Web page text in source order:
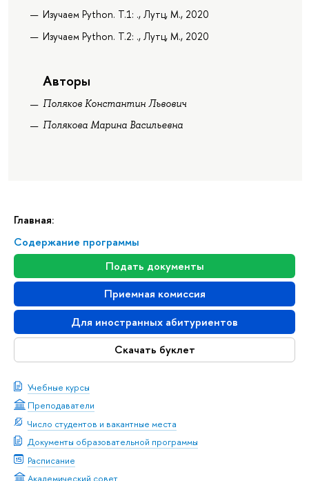
Главная:
Содержание программы
Подать документы
Приемная комиссия
Для иностранных абитуриентов
Скачать буклет
Учебные курсы
Преподаватели
Число студентов и вакантные места
Документы образовательной программы
Расписание
Академический совет
Изучаем Python. Т.1: ., Лутц, М., 2020
Изучаем Python. Т.2: ., Лутц, М., 2020
Авторы
Поляков Константин Львович
Полякова Марина Васильевна